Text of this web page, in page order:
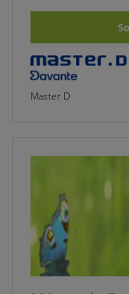
Master D